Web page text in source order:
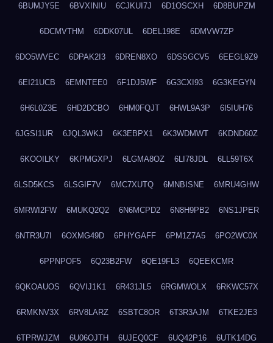
6BUMJY5E 6BVXINIU 6CJKUI7J 6D1OSCXH 6D8BUPZM
6DCMVTHM 6DDK07UL 6DEL198E 6DMVW7ZP
6DO5WVEC 6DPAK2I3 6DREN8XO 6DSSGCV5 6EEGL9Z9
6EI21UCB 6EMNTEE0 6F1DJ5WF 6G3CXI93 6G3KEGYN
6H6L0Z3E 6HD2DCBO 6HM0FQJT 6HWL9A3P 6I5IUH76
6JGSI1UR 6JQL3WKJ 6K3EBPX1 6K3WDMWT 6KDND60Z
6KOOILKY 6KPMGXPJ 6LGMA8OZ 6LI78JDL 6LL59T6X
6LSD5KCS 6LSGIF7V 6MC7XUTQ 6MNBISNE 6MRU4GHW
6MRWI2FW 6MUKQ2Q2 6N6MCPD2 6N8H9PB2 6NS1JPER
6NTR3U7I 6OXMG49D 6PHYGAFF 6PM1Z7A5 6PO2WC0X
6PPNPOF5 6Q23B2FW 6QE19FL3 6QEEKCMR
6QKOAUOS 6QVIJ1K1 6R431JL5 6RGMWOLX 6RKWC57X
6RMKNV3X 6RV8LARZ 6SBTC8OR 6T3R3AJM 6TKE2JE3
6TPRWJZM 6U06OJTH 6UJEQ0CF 6UQ42P16 6UTK14DG